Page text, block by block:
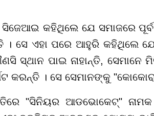
କହିଥିଲେ ଯେ ସମାଜରେ
ସେ ଏହା ପରେ ଆହୁରି କହିଥିଲେ ଯେ
ସ୍ଥାନ ପାଇ ନାହାନ୍ତି,
କରନ୍ତି । ସେ ସେମାନଙ୍କୁ
"ସିନିୟର ଆଡଭୋକେଟ୍"